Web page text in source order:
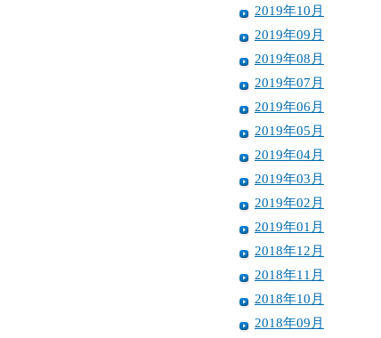
2019年10月
2019年09月
2019年08月
2019年07月
2019年06月
2019年05月
2019年04月
2019年03月
2019年02月
2019年01月
2018年12月
2018年11月
2018年10月
2018年09月